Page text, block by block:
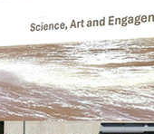
Conférences